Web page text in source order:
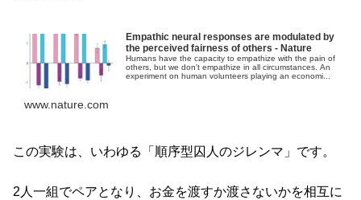
Empathic neural responses are modulated by
the perceived fairness of others - Nature
Humans have the capacity to empathize with the pain of
others, but we don't empathize in all circumstances. An
experiment on human volunteers playing an economi...
www.nature.com
この実験は、いわゆる「順序型囚人のジレンマ」です。
2人一組でペアとなり、お金を渡すか渡さないかを相互に